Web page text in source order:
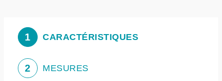
1 CARACTÉRISTIQUES
2 MESURES